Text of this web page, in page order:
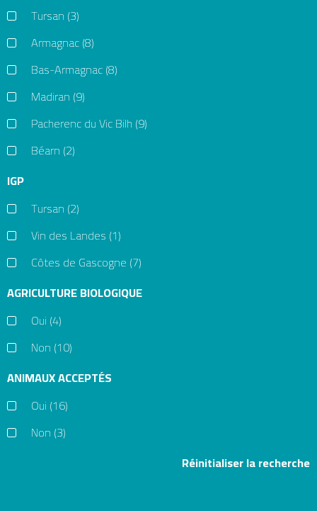
Tursan (3)
Armagnac(8)
Bas-Armagnac(8)
Madiran (9)
Pacherenc du Vic Bilh (9)
Béarn (2)
IGP
Tursan (2)
Vin des Landes (1)
Côtes de Gascogne (7)
AGRICULTURE BIOLOGIQUE
Oui (4)
Non (10)
ANIMAUX ACCEPTÉS
Oui (16)
Non (3)
Réinitialiser la recherche
−